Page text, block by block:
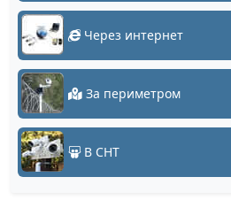
Через интернет
За периметром
В СНТ